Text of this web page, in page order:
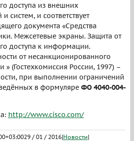
доступа из внешних
систем, и соответствует
документа «Средства
Межсетевые экраны. Защита от
доступа к информации.
от несанкционированного
(Гостехкомиссия России, 1997) –
при выполнении ограничений
в формуляре ФО 4040-004-
http://www.cisco.com/
29 / 01 / 2016|Новости|